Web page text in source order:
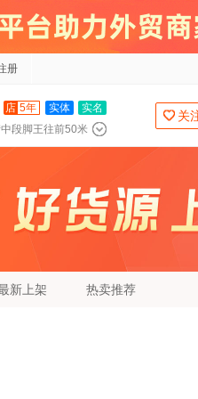
册
店 5年 实体
实名
段脚王往前50米
关
新上架 热卖推荐